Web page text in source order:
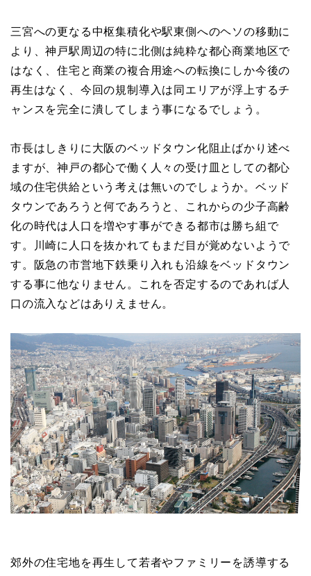
三宮への更なる中枢集積化や駅東側へのヘソの移動に
より、神戸駅周辺の特に北側は純粋な都心商業地区で
はなく、住宅と商業の複合用途への転換にしか今後の
再生はなく、今回の規制導入は同エリアが浮上するチ
ャンスを完全に潰してしまう事になるでしょう。
市長はしきりに大阪のベッドタウン化阻止ばかり述べ
ますが、神戸の都心で働く人々の受け皿としての都心
域の住宅供給という考えは無いのでしょうか。ベッド
タウンであろうと何であろうと、これからの少子高齢
化の時代は人口を増やす事ができる都市は勝ち組で
す。川崎に人口を抜かれてもまだ目が覚めないようで
す。阪急の市営地下鉄乗り入れも沿線をベッドタウン
する事に他なりません。これを否定するのであれば人
口の流入などはありえません。
郊外の住宅地を再生して若者やファミリーを誘導する